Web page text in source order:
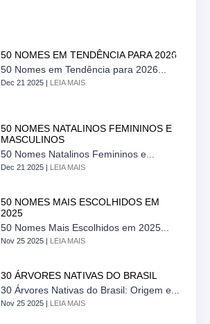
50 NOMES EM TENDÊNCIA PARA 2026
50 Nomes em Tendência para 2026...
Dec 21 2025 | LEIA MAIS
50 NOMES NATALINOS FEMININOS E
MASCULINOS
50 Nomes Natalinos Femininos e...
Dec 21 2025 | LEIA MAIS
50 NOMES MAIS ESCOLHIDOS EM
2025
50 Nomes Mais Escolhidos em 2025...
Nov 25 2025 | LEIA MAIS
30 ÁRVORES NATIVAS DO BRASIL
30 Árvores Nativas do Brasil: Origem e...
Nov 25 2025 | LEIA MAIS